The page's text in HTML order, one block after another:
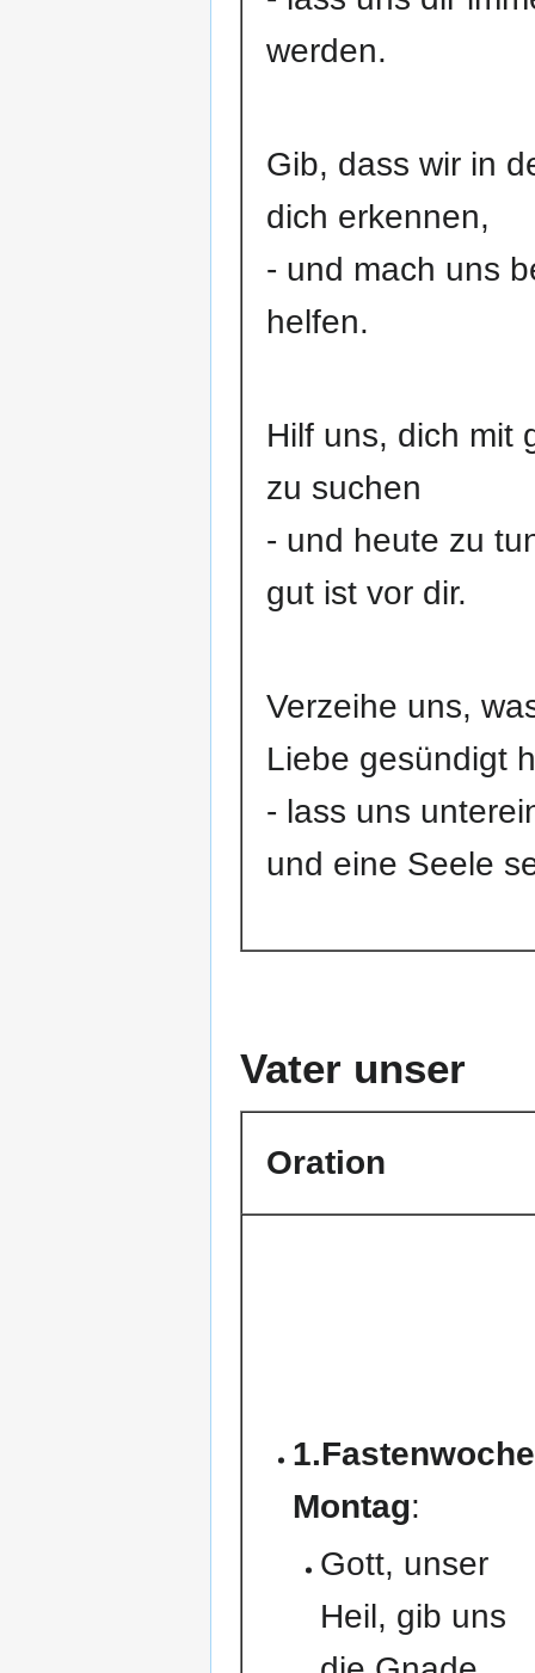
werden.
Gib, dass wir in
dich erkennen,
- und mach uns
helfen.
Hilf uns, dich mit
zu suchen
- und heute zu
gut ist vor dir.
Verzeihe uns,
Liebe gesündigt
- lass uns
und eine Seele
Vater unser
Oration
1.Fastenwoche
Montag:
Gott, unser
Heil, gib uns